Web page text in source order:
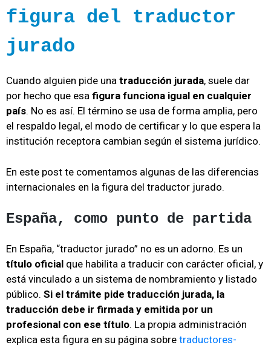
figura del traductor
jurado
Cuando alguien pide una traducción jurada, suele dar
por hecho que esa figura funciona igual en cualquier
país. No es así. El término se usa de forma amplia, pero
el respaldo legal, el modo de certificar y lo que espera la
institución receptora cambian según el sistema jurídico.
En este post te comentamos algunas de las diferencias
internacionales en la figura del traductor jurado.
España, como punto de partida
En España, “traductor jurado” no es un adorno. Es un
título oficial que habilita a traducir con carácter oficial, y
está vinculado a un sistema de nombramiento y listado
público. Si el trámite pide traducción jurada, la
traducción debe ir firmada y emitida por un
profesional con ese título. La propia administración
explica esta figura en su página sobre traductores-